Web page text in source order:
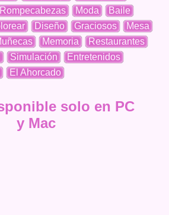
Rompecabezas Moda
Baile
Diseño Graciosos
Mesa
Memoria
Restaurantes
Simulación
Entretenidos
El Ahorcado
solo en PC
y Mac